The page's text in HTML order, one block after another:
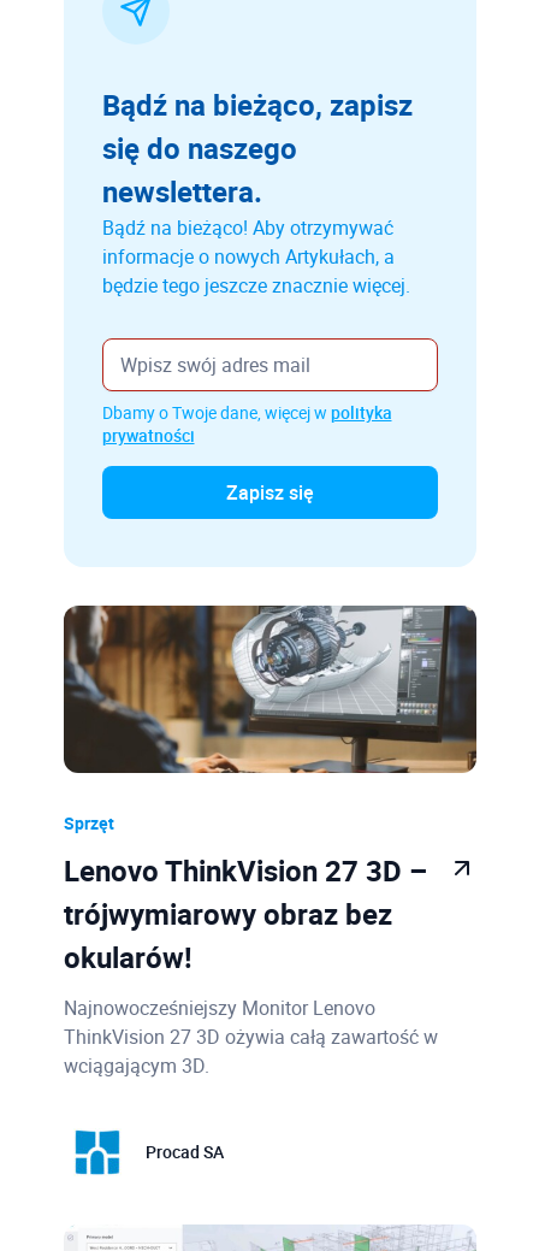
Sprzęt
Lenovo ThinkVision 27 3D –
trójwymiarowy obraz bez
okularów!
Najnowocześniejszy Monitor Lenovo
ThinkVision 27 3D ożywia całą zawartość w
wciągającym 3D.
Procad SA
Bądź na bieżąco, zapisz
się do naszego
newslettera.
Bądź na bieżąco! Aby otrzymywać
informacje o nowych Artykułach, a
będzie tego jeszcze znacznie więcej.
Dbamy o Twoje dane, więcej w polityka
prywatności